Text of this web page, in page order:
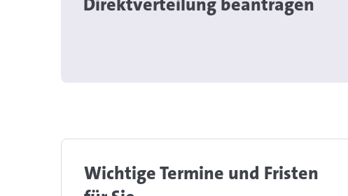
Wichtige Termine und Fristen